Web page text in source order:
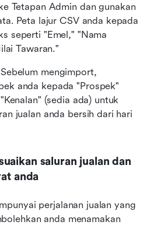
Tetapan Admin dan gunakan
Peta lajur CSV anda kepada
seperti "Emel," "Nama
Tawaran."
Sebelum mengimport,
anda kepada "Prospek"
(sedia ada) untuk
jualan anda bersih dari hari
saluran jualan dan
anda
perjalanan jualan yang
anda menamakan